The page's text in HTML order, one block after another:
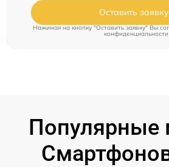
Оставить заявку
Нажимая на кнопку "Оставить заявку" Вы
конфиденциальности
Популярные